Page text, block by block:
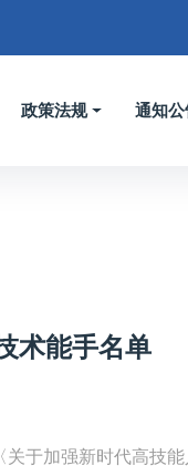
政策法规 通知公
术能手名单
于加强新时代高技